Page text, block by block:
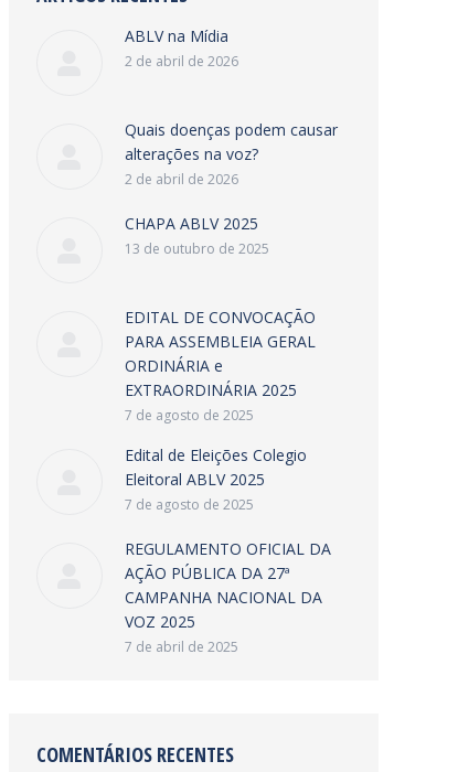
ABLV na Mídia
2 de abril de 2026
Quais doenças podem causar
alterações na voz?
2 de abril de 2026
CHAPA ABLV 2025
13 de outubro de 2025
EDITAL DE CONVOCAÇÃO
PARA ASSEMBLEIA GERAL
ORDINÁRIA e
EXTRAORDINÁRIA 2025
7 de agosto de 2025
Edital de Eleições Colegio
Eleitoral ABLV 2025
7 de agosto de 2025
REGULAMENTO OFICIAL DA
AÇÃO PÚBLICA DA 27ª
CAMPANHA NACIONAL DA
VOZ 2025
7 de abril de 2025
COMENTÁRIOS RECENTES